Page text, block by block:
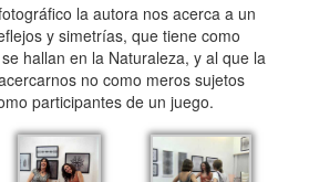
la autora nos acerca a un
y simetrías, que tiene como
hallan en la Naturaleza, y al que la
no como meros sujetos
participantes de un juego.